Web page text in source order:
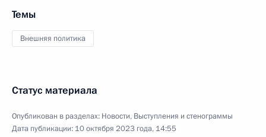
Темы
Внешняя политика
Статус материала
Опубликован в разделах: Новости, Выступления и стенограммы
Дата публикации: 10 октября 2023 года, 14:55